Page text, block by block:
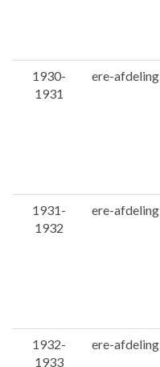
1930-
1931
ere-afdeling
1931-
1932
ere-afdeling
1932-
1933
ere-afdeling